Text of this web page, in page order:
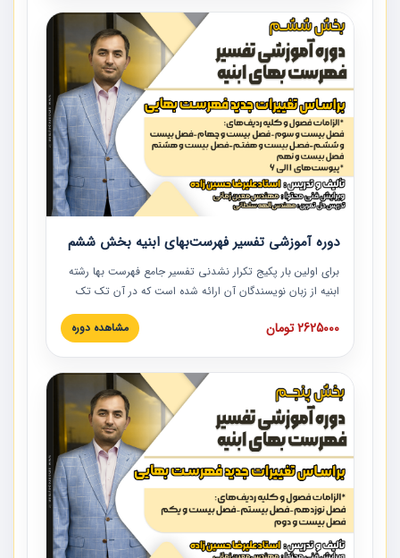
پیمان به همراه تجربیات عملی در این خصوص ارائه شده است.
دوره آموزشی تفسیر فهرست‌بهای ابنیه بخش ششم
برای اولین بار پکیج تکرار نشدنی تفسیر جامع فهرست بها رشته
ابنیه از زبان نویسندگان آن ارائه شده است که در آن تک تک
ردیف ها و مطالب فهرست بها تفسیر و ارائه شده است. این
دوره به صورت کامل تصویری بوده و به همراه تصاویر عملیات
دوره با کلام مهندس علیرضاحسین‌زاده مدیر پروژه مهندسی
مشاور در امر بازنگری فهرست بها رشته ابنیه ارائه شده و به تمام
همکارانی که در حوزه صنعت ساخت در حال فعالیت هستند حتما
توصیه می کنیم از مطالب این دوره استفاده نمایند.
2625000 تومان مشاهده دوره